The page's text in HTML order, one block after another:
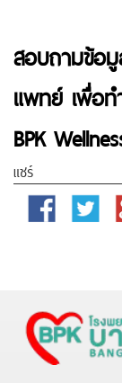
สอบถามข้อ
แพทย์ เพื่อท
BPK
แชร์
Facebook Twitter